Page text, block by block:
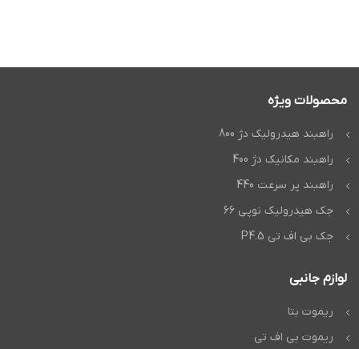
محصولات ویژه
راهبند هیدرولیک دژ 800
راهبند مکانیک دژ 400
راهبند پر سرعت 440
جک هیدرولیک نوپی 66
جک بی اف تی P4.5
لوازم جانبی
ریموت بتا
ریموت بی اف تی